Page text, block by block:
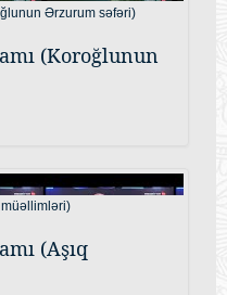
(Koroğlunun
(Aşıq